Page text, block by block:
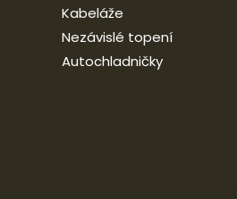
Kabeláže
Nezávislé topení
Autochladničky